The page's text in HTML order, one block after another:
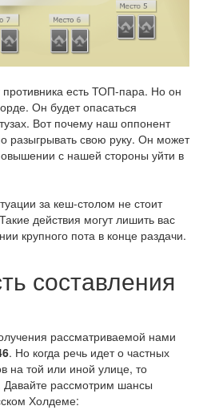
есть ТОП-пара. Но он
Он будет опасаться
Вот почему наш оппонент
разыгрывать свою руку. Он может
с нашей стороны уйти в
за кеш-столом не стоит
действия могут лишить вас
крупного пота в конце раздачи.
составления
рассматриваемой нами
. Но когда речь идет о частных
на той или иной улице, то
Давайте рассмотрим шансы
Холдеме: